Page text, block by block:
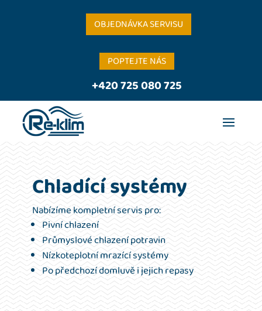
OBJEDNÁVKA SERVISU
POPTEJTE NÁS
+420 725 080 725
Chladící systémy
Nabízíme kompletní servis pro:
Pivní chlazení
Průmyslové chlazení potravin
Nízkoteplotní mrazící systémy
Po předchozí domluvě i jejich repasy